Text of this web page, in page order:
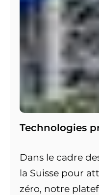
Technologies
Dans le cadre
la Suisse pour
zéro, notre